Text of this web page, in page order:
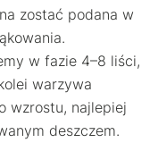
zostać podana w
w fazie 4–8 liści,
warzywa
wzrostu, najlepiej
deszczem.